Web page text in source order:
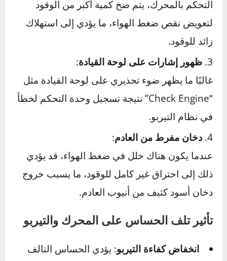
في تحقيق القوة المطلوبة. ستلاحظ استجابة أبطأ
عند الضغط على دواسة الوقود، خاصة أثناء التسارع
أو عند صعود المرتفعات.
زيادة استهلاك الوقود:
لأن الحساس لم يعد يقدم قراءات دقيقة لوحدة
التحكم بالمحرك، يتم ضخ كمية أكبر من الوقود
لتعويض نقص ضغط الهواء، ما يؤدي إلى استهلاك
زائد للوقود.
ظهور إشارات على لوحة القيادة :
غالبًا ما يظهر ضوء تحذيري على لوحة القيادة مثل
“Check Engine” نتيجة تسجيل وحدة التحكم لخطأ
في نظام التيربو.
دخان مفرط من العادم: